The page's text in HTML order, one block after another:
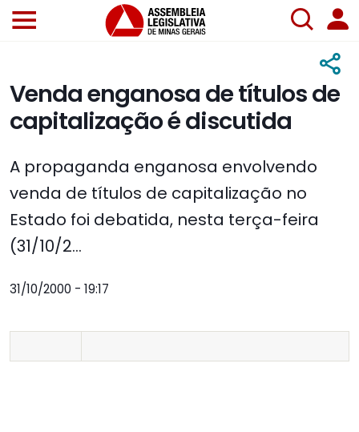
Venda enganosa de títulos de
capitalização é discutida
A propaganda enganosa envolvendo
venda de títulos de capitalização no
Estado foi debatida, nesta terça-feira
(31/10/2...
31/10/2000 - 19:17